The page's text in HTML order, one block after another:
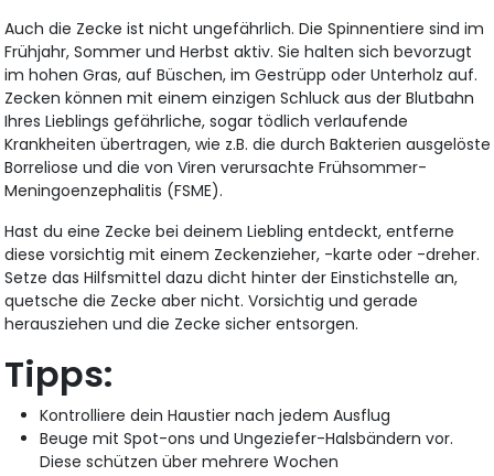
Auch die Zecke ist nicht ungefährlich. Die Spinnentiere sind im
Frühjahr, Sommer und Herbst aktiv. Sie halten sich bevorzugt
im hohen Gras, auf Büschen, im Gestrüpp oder Unterholz auf.
Zecken können mit einem einzigen Schluck aus der Blutbahn
Ihres Lieblings gefährliche, sogar tödlich verlaufende
Krankheiten übertragen, wie z.B. die durch Bakterien ausgelöste
Borreliose und die von Viren verursachte Frühsommer-
Meningoenzephalitis (FSME).
Hast du eine Zecke bei deinem Liebling entdeckt, entferne
diese vorsichtig mit einem Zeckenzieher, -karte oder -dreher.
Setze das Hilfsmittel dazu dicht hinter der Einstichstelle an,
quetsche die Zecke aber nicht. Vorsichtig und gerade
herausziehen und die Zecke sicher entsorgen.
Tipps:
Kontrolliere dein Haustier nach jedem Ausflug
Beuge mit Spot-ons und Ungeziefer-Halsbändern vor.
Diese schützen über mehrere Wochen